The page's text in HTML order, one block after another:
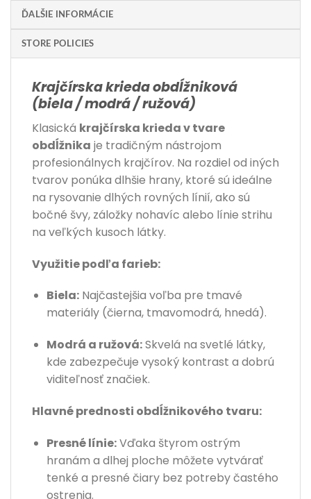
ĎALŠIE INFORMÁCIE
STORE POLICIES
Krajčírska krieda obdĺžniková
(biela / modrá / ružová)
Klasická krajčírska krieda v tvare
obdĺžnika je tradičným nástrojom
profesionálnych krajčírov. Na rozdiel od iných
tvarov ponúka dlhšie hrany, ktoré sú ideálne
na rysovanie dlhých rovných línií, ako sú
bočné švy, záložky nohavíc alebo línie strihu
na veľkých kusoch látky.
Využitie podľa farieb:
Biela:Najčastejšia voľba pre tmavé
materiály (čierna, tmavomodrá, hnedá).
Modrá a ružová:Skvelá na svetlé látky,
kde zabezpečuje vysoký kontrast a dobrú
viditeľnosť značiek.
Hlavné prednosti obdĺžnikového tvaru:
Presné línie:Vďaka štyrom ostrým
hranám a dlhej ploche môžete vytvárať
tenké a presné čiary bez potreby častého
ostrenia.